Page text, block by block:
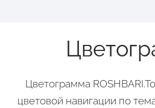
Цветограмма
цветовой навигации по